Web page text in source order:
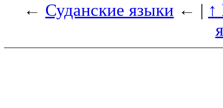
← Суданские языки ← | ↑